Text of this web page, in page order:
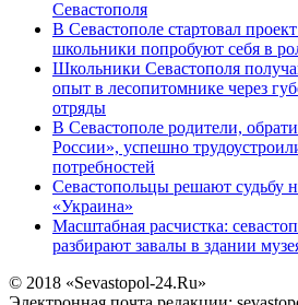
Севастополя
В Севастополе стартовал
школьники попробуют себя в
Школьники Севастополя
опыт в лесопитомнике через
отряды
В Севастополе родители,
России», успешно
потребностей
Севастопольцы решают судьбу
«Украина»
Масштабная расчистка:
разбирают завалы в здании
© 2018 «Sevastopol-24.Ru»